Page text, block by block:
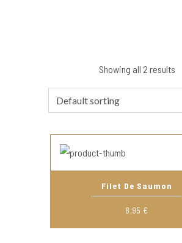
Showing all 2 results
Filet De Saumon
8,95 €